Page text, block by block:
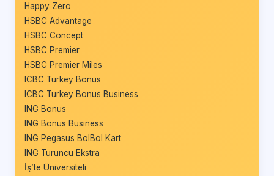
Happy Zero
HSBC Advantage
HSBC Concept
HSBC Premier
HSBC Premier Miles
ICBC Turkey Bonus
ICBC Turkey Bonus Business
ING Bonus
ING Bonus Business
ING Pegasus BolBol Kart
ING Turuncu Ekstra
İş’te Üniversiteli